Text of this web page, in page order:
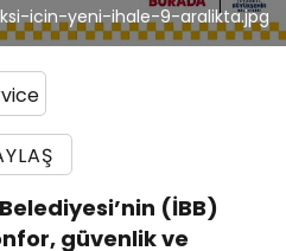
icin-yeni-ihale-9-aralikta.jpg
(İBB)
güvenlik ve